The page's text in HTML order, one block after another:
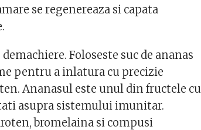
se regenereaza si capata
Foloseste suc de ananas
pentru a inlatura cu precizie
Ananasul este unul din fructele cu
asupra sistemului imunitar.
bromelaina si compusi